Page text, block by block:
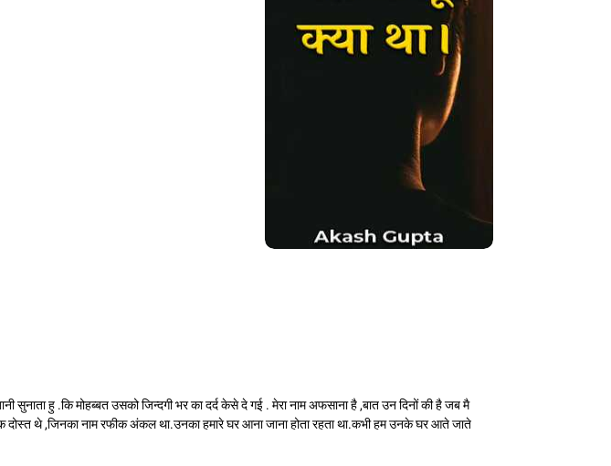
हु .कि मोहब्बत उसको जिन्दगी भर का दर्द केसे दे गई . मेरा नाम अफसाना है ,बात उन दिनों की है जब मै
दोस्त थे ,जिनका नाम रफीक अंकल था.उनका हमारे घर आना जाना होता रहता था.कभी हम उनके घर आते जाते